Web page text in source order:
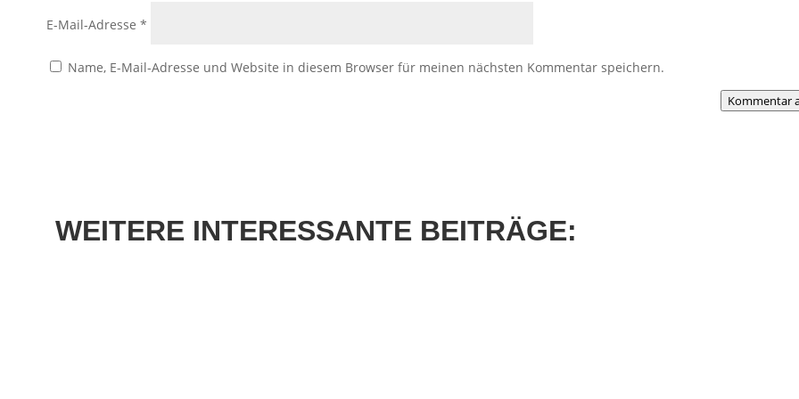
E-Mail-Adresse *
Name, E-Mail-Adresse und Website in diesem Browser für meinen nächsten Kommentar speichern.
Kommentar
WEITERE INTERESSANTE BEITRÄGE: